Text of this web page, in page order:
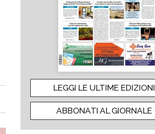
LEGGI LE ULTIME EDIZIONI
ABBONATI AL GIORNALE